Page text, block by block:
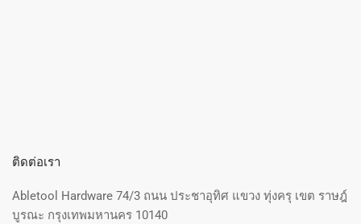
ติดต่อเรา
Abletool Hardware 74/3 ถนน ประชาอุทิศ แขวง ทุ่งครุ เขต ราษฎ์
บูรณะ กรุงเทพมหานคร 10140